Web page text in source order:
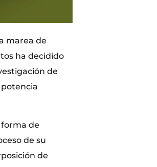
marea de
ha decidido
de
de
de su
de